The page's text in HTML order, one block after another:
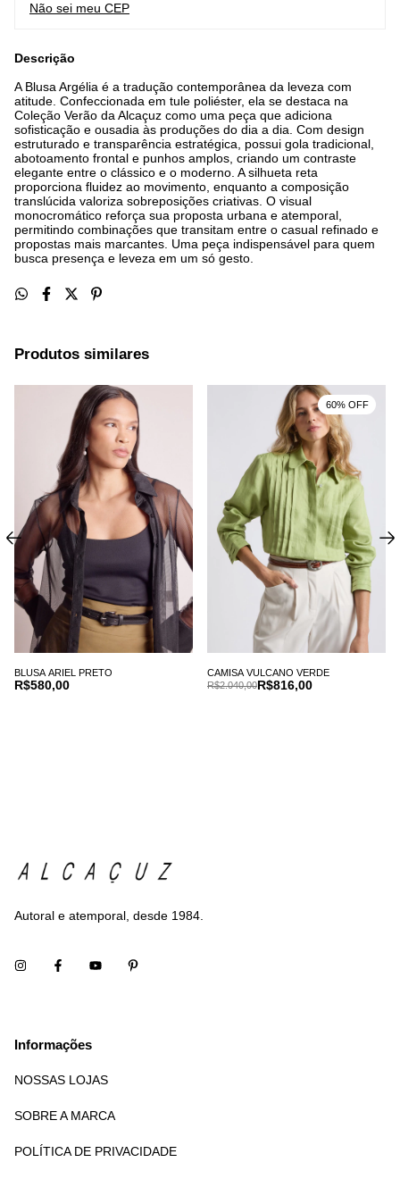
Não sei meu CEP
Descrição
A Blusa Argélia é a tradução contemporânea da leveza com
atitude. Confeccionada em tule poliéster, ela se destaca na
Coleção Verão da Alcaçuz como uma peça que adiciona
sofisticação e ousadia às produções do dia a dia. Com design
estruturado e transparência estratégica, possui gola tradicional,
abotoamento frontal e punhos amplos, criando um contraste
elegante entre o clássico e o moderno. A silhueta reta
proporciona fluidez ao movimento, enquanto a composição
translúcida valoriza sobreposições criativas. O visual
monocromático reforça sua proposta urbana e atemporal,
permitindo combinações que transitam entre o casual refinado e
propostas mais marcantes. Uma peça indispensável para quem
busca presença e leveza em um só gesto.
Produtos similares
BLUSA ARIEL PRETO
R$580,00
CAMISA VULCANO VERDE
R$816,00
R$2.040,00
60% OFF
Autoral e atemporal, desde 1984.
Informações
NOSSAS LOJAS
SOBRE A MARCA
POLÍTICA DE PRIVACIDADE